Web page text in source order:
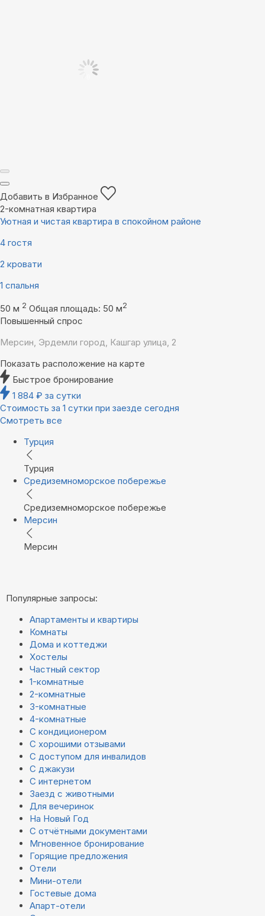
Добавить в Избранное
2-комнатная квартира
Уютная и чистая квартира в спокойном районе
4 гостя
2 кровати
1 спальня
50 м 2 Общая площадь: 50 м2
Повышенный спрос
Мерсин, Эрдемли город, Кашгар улица, 2
Показать расположение на карте
Быстрое бронирование
1 884 ₽ за сутки
Стоимость за 1 сутки при заезде сегодня
Смотреть все
Турция
Турция
Средиземноморское побережье
Средиземноморское побережье
Мерсин
Мерсин
Популярные запросы:
Апартаменты и квартиры
Комнаты
Дома и коттеджи
Хостелы
Частный сектор
1-комнатные
2-комнатные
3-комнатные
4-комнатные
С кондиционером
С хорошими отзывами
С доступом для инвалидов
С джакузи
С интернетом
Заезд с животными
Для вечеринок
На Новый Год
С отчётными документами
Мгновенное бронирование
Горящие предложения
Отели
Мини-отели
Гостевые дома
Апарт-отели